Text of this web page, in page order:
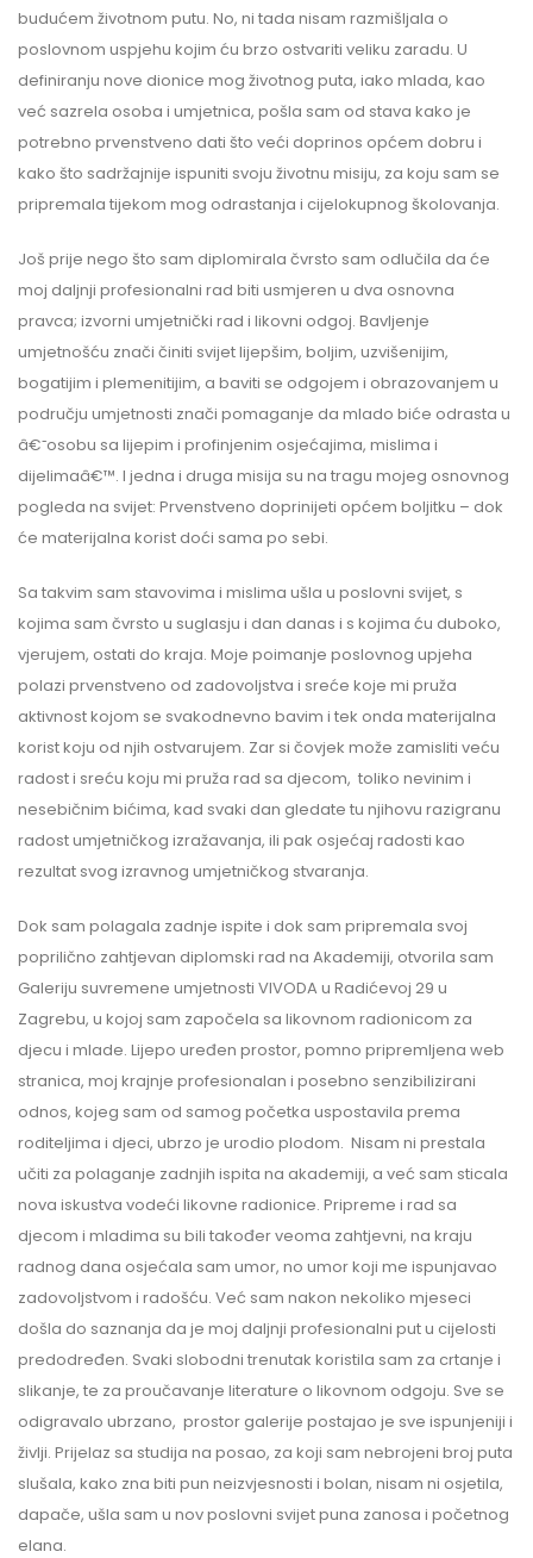
budućem životnom putu. No, ni tada nisam razmišljala o
poslovnom uspjehu kojim ću brzo ostvariti veliku zaradu. U
definiranju nove dionice mog životnog puta, iako mlada, kao
već sazrela osoba i umjetnica, pošla sam od stava kako je
potrebno prvenstveno dati što veći doprinos općem dobru i
kako što sadržajnije ispuniti svoju životnu misiju, za koju sam se
pripremala tijekom mog odrastanja i cijelokupnog školovanja.
Još prije nego što sam diplomirala čvrsto sam odlučila da će
moj daljnji profesionalni rad biti usmjeren u dva osnovna
pravca; izvorni umjetnički rad i likovni odgoj. Bavljenje
umjetnošću znači činiti svijet lijepšim, boljim, uzvišenijim,
bogatijim i plemenitijim, a baviti se odgojem i obrazovanjem u
području umjetnosti znači pomaganje da mlado biće odrasta u
â€˜osobu sa lijepim i profinjenim osjećajima, mislima i
dijelimaâ€™. I jedna i druga misija su na tragu mojeg osnovnog
pogleda na svijet: Prvenstveno doprinijeti općem boljitku – dok
će materijalna korist doći sama po sebi.
Sa takvim sam stavovima i mislima ušla u poslovni svijet, s
kojima sam čvrsto u suglasju i dan danas i s kojima ću duboko,
vjerujem, ostati do kraja. Moje poimanje poslovnog upjeha
polazi prvenstveno od zadovoljstva i sreće koje mi pruža
aktivnost kojom se svakodnevno bavim i tek onda materijalna
korist koju od njih ostvarujem. Zar si čovjek može zamisliti veću
radost i sreću koju mi pruža rad sa djecom, toliko nevinim i
nesebičnim bićima, kad svaki dan gledate tu njihovu razigranu
radost umjetničkog izražavanja, ili pak osjećaj radosti kao
rezultat svog izravnog umjetničkog stvaranja.
Dok sam polagala zadnje ispite i dok sam pripremala svoj
poprilično zahtjevan diplomski rad na Akademiji, otvorila sam
Galeriju suvremene umjetnosti VIVODA u Radićevoj 29 u
Zagrebu, u kojoj sam započela sa likovnom radionicom za
djecu i mlade. Lijepo uređen prostor, pomno pripremljena web
stranica, moj krajnje profesionalan i posebno senzibilizirani
odnos, kojeg sam od samog početka uspostavila prema
roditeljima i djeci, ubrzo je urodio plodom. Nisam ni prestala
učiti za polaganje zadnjih ispita na akademiji, a već sam sticala
nova iskustva vodeći likovne radionice. Pripreme i rad sa
djecom i mladima su bili također veoma zahtjevni, na kraju
radnog dana osjećala sam umor, no umor koji me ispunjavao
zadovoljstvom i radošću. Već sam nakon nekoliko mjeseci
došla do saznanja da je moj daljnji profesionalni put u cijelosti
predodređen. Svaki slobodni trenutak koristila sam za crtanje i
slikanje, te za proučavanje literature o likovnom odgoju. Sve se
odigravalo ubrzano, prostor galerije postajao je sve ispunjeniji i
življi. Prijelaz sa studija na posao, za koji sam nebrojeni broj puta
slušala, kako zna biti pun neizvjesnosti i bolan, nisam ni osjetila,
dapače, ušla sam u nov poslovni svijet puna zanosa i početnog
elana.